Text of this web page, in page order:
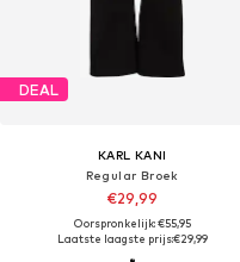
DEAL
KARL KANI
Regular Broek
€29,99
Oorspronkelijk: €55,95
Laatste laagste prijs:€29,99